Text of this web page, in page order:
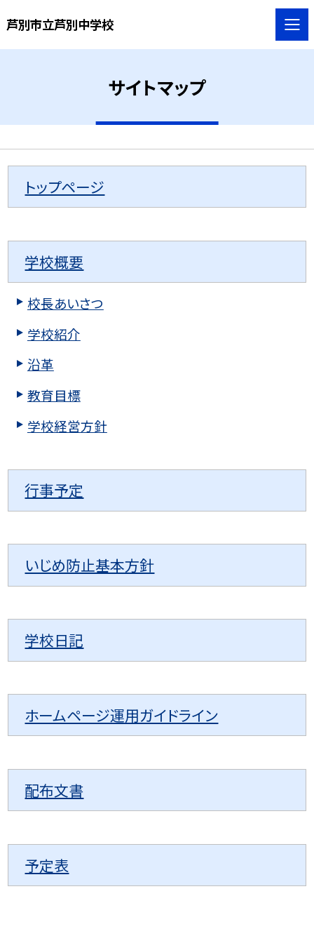
芦別市立芦別中学校
サイトマップ
トップページ
学校概要
校長あいさつ
学校紹介
沿革
教育目標
学校経営方針
行事予定
いじめ防止基本方針
学校日記
ホームページ運用ガイドライン
配布文書
予定表